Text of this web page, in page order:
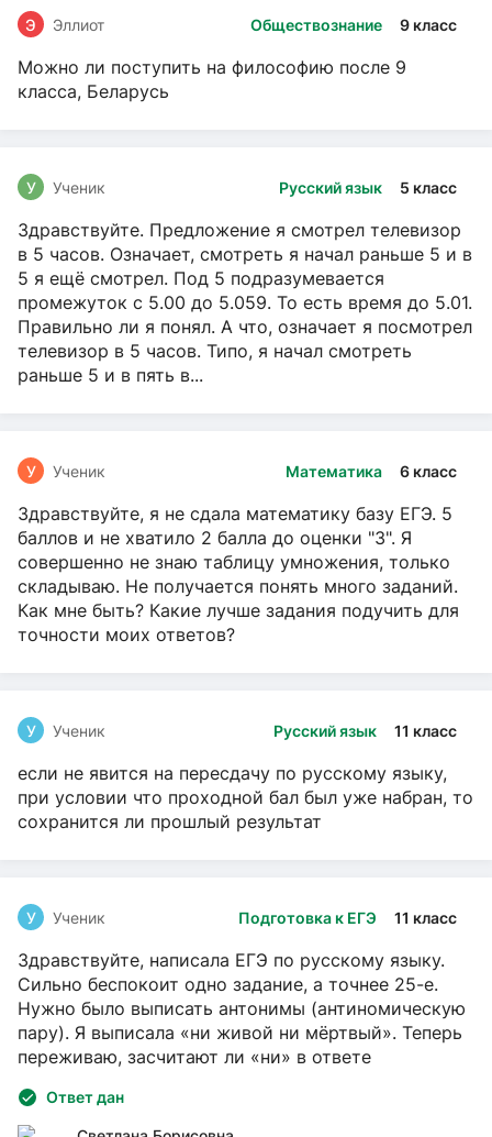
Обществознание 9 класс
Э Эллиот
Можно ли поступить на философию после 9
класса, Беларусь
Русский язык 5 класс
У Ученик
Здравствуйте. Предложение я смотрел телевизор
в 5 часов. Означает, смотреть я начал раньше 5 и в
5 я ещё смотрел. Под 5 подразумевается
промежуток с 5.00 до 5.059. То есть время до 5.01.
Правильно ли я понял. А что, означает я посмотрел
телевизор в 5 часов. Типо, я начал смотреть
раньше 5 и в пять в...
Математика 6 класс
У Ученик
Здравствуйте, я не сдала математику базу ЕГЭ. 5
баллов и не хватило 2 балла до оценки "3". Я
совершенно не знаю таблицу умножения, только
складываю. Не получается понять много заданий.
Как мне быть? Какие лучше задания подучить для
точности моих ответов?
Русский язык 11 класс
У Ученик
если не явится на пересдачу по русскому языку,
при условии что проходной бал был уже набран, то
сохранится ли прошлый результат
Подготовка к ЕГЭ 11 класс
У Ученик
Здравствуйте, написала ЕГЭ по русскому языку.
Сильно беспокоит одно задание, а точнее 25-е.
Нужно было выписать антонимы (антиномическую
пару). Я выписала «ни живой ни мёртвый». Теперь
переживаю, засчитают ли «ни» в ответе
Ответ дан